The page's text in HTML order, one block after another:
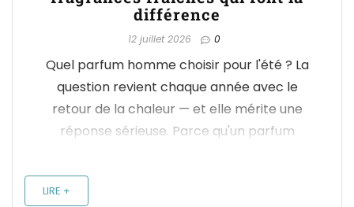
différence
12 juillet 2026 0
Quel parfum homme choisir pour l'été ? La
question revient chaque année avec le
retour de la chaleur — et elle mérite une
réponse sérieuse. Parce qu'un parfum
simple spray : c'est une présence, une
signature olfactive qui reste dans les
LIRE +